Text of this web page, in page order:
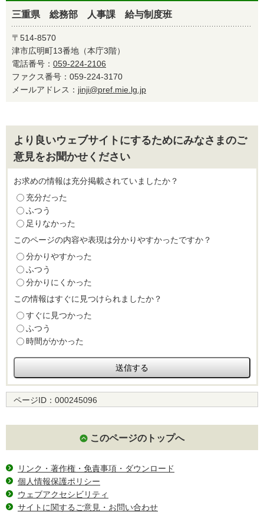
三重県 総務部 人事課 給与制度班
〒514-8570
津市広明町13番地（本庁3階）
電話番号： 059-224-2106
ファクス番号：059-224-3170
メールアドレス： jinji@pref.mie.lg.jp
より良いウェブサイトにするためにみなさまのご
意見をお聞かせください
お求めの情報は充分掲載されていましたか？
充分だった
ふつう
足りなかった
このページの内容や表現は分かりやすかったですか？
分かりやすかった
ふつう
分かりにくかった
この情報はすぐに見つけられましたか？
すぐに見つかった
ふつう
時間がかかった
ページID： 000245096
このページのトップへ
リンク・著作権・免責事項・ダウンロード
個人情報保護ポリシー
ウェブアクセシビリティ
サイトに関するご意見・お問い合わせ